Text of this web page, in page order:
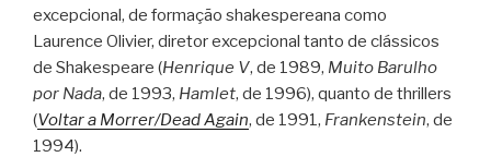
excepcional, de formação shakespereana como
Laurence Olivier, diretor excepcional tanto de clássicos
de Shakespeare (Henrique V, de 1989, Muito Barulho
por Nada, de 1993, Hamlet, de 1996), quanto de thrillers
(Voltar a Morrer/Dead Again, de 1991, Frankenstein, de
1994).